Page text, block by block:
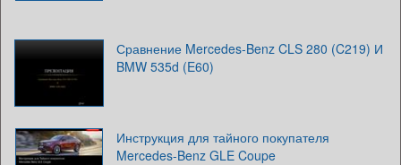
Сравнение Mercedes-Benz CLS 280 (C219) И
BMW 535d (E60)
Инструкция для тайного покупателя
Mercedes-Benz GLE Coupe